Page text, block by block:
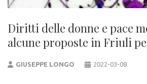
Diritti delle donne e pace
alcune proposte in Friuli
GIUSEPPE LONGO 2022-03-08